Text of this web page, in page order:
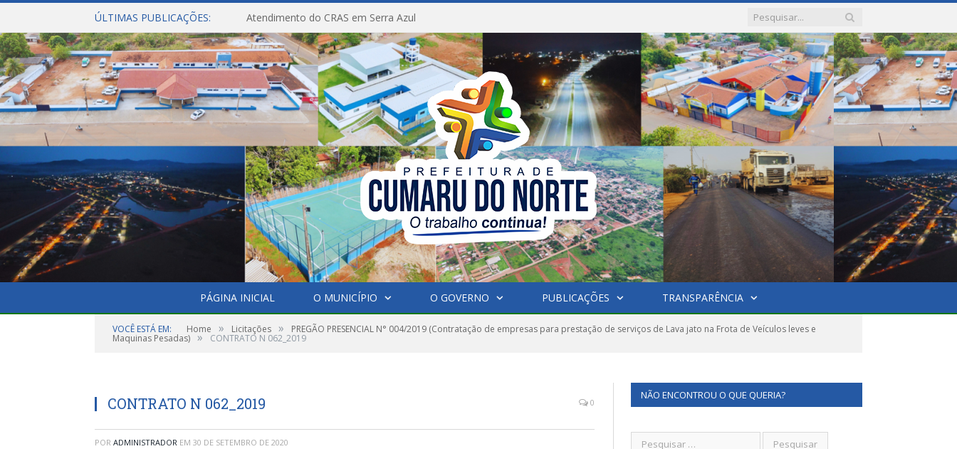
ÚLTIMAS PUBLICAÇÕES: Atendimento do CRAS em Serra Azul
PÁGINA INICIAL O MUNICÍPIO O GOVERNO PUBLICAÇÕES TRANSPARÊNCIA
VOCÊ ESTÁ EM: Home » Licitações » PREGÃO PRESENCIAL N° 004/2019 (Contratação de empresas para prestação de serviços de Lava jato na Frota de Veículos leves e
Maquinas Pesadas) » CONTRATO N 062_2019
CONTRATO N 062_2019 0
POR ADMINISTRADOR EM 30 DE SETEMBRO DE 2020
NÃO ENCONTROU O QUE QUERIA?